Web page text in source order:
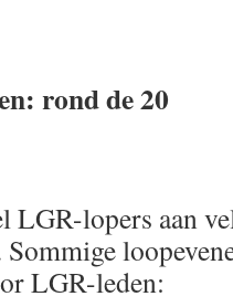
rond de 20
LGR-lopers aan
Sommige
LGR-leden: